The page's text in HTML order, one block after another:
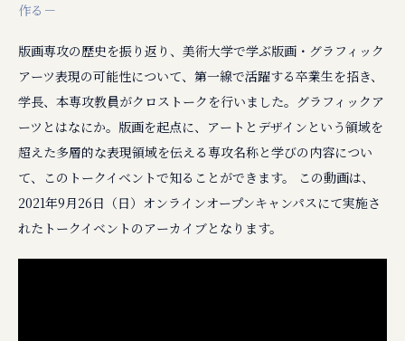
作る－
版画専攻の歴史を振り返り、美術大学で学ぶ版画・グラフィック
アーツ表現の可能性について、第一線で活躍する卒業生を招き、
学長、本専攻教員がクロストークを行いました。​ グラフィックア
ーツとはなにか。版画を起点に、アートとデザインという領域を
超えた多層的な表現領域を伝える専攻名称と学びの内容につい
て、このトークイベントで知ることができます。 この動画は、
2021年9月26日（日）オンラインオープンキャンパスにて実施さ
れたトークイベントのアーカイブとなります。